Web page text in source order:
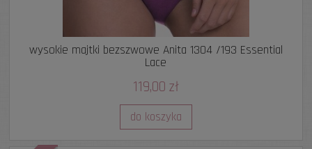
wysokie majtki bezszwowe Anita 1304 /193 Essential
Lace
119,00 zł
do koszyka